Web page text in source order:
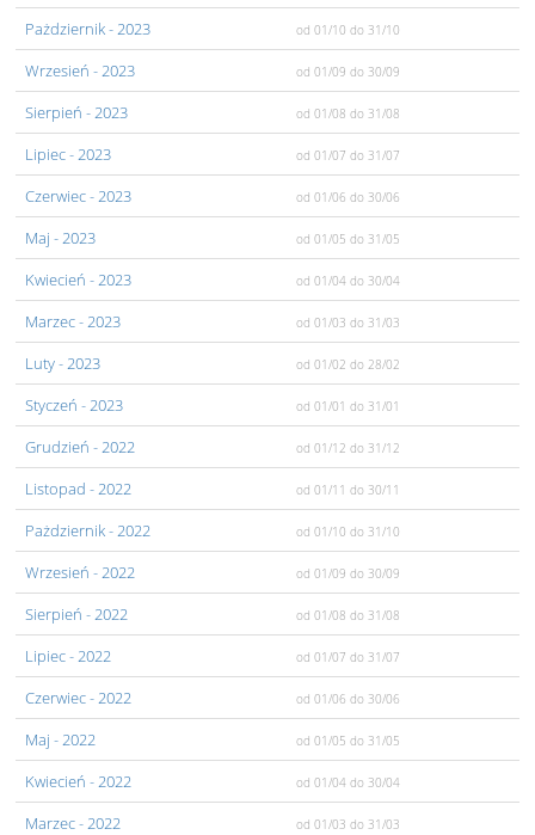
Pażdziernik- 2023 od 01/10 do 31/10
Wrzesień - 2023 od 01/09 do 30/09
Sierpień - 2023 od 01/08 do 31/08
Lipiec- 2023 od 01/07 do 31/07
Czerwiec- 2023 od 01/06 do 30/06
Maj - 2023 od 01/05 do 31/05
Kwiecień - 2023 od 01/04 do 30/04
Marzec- 2023 od 01/03 do 31/03
Luty- 2023 od 01/02 do 28/02
Styczeń - 2023 od 01/01 do 31/01
Grudzień - 2022 od 01/12 do 31/12
Listopad - 2022 od 01/11 do 30/11
Pażdziernik- 2022 od 01/10 do 31/10
Wrzesień - 2022 od 01/09 do 30/09
Sierpień - 2022 od 01/08 do 31/08
Lipiec- 2022 od 01/07 do 31/07
Czerwiec- 2022 od 01/06 do 30/06
Maj - 2022 od 01/05 do 31/05
Kwiecień - 2022 od 01/04 do 30/04
Marzec- 2022 od 01/03 do 31/03